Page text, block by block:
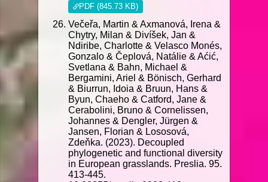
PDF (845.73 KB)
Večeřa, Martin & Axmanová, Irena &
Chytry, Milan & Divíšek, Jan &
Ndiribe, Charlotte & Velasco Monés,
Gonzalo & Čeplová, Natálie & Aćić,
Svetlana & Bahn, Michael &
Bergamini, Ariel & Bönisch, Gerhard
& Biurrun, Idoia & Bruun, Hans &
Byun, Chaeho & Catford, Jane &
Cerabolini, Bruno & Cornelissen,
Johannes & Dengler, Jürgen &
Jansen, Florian & Lososová,
Zdeňka. (2023). Decoupled
phylogenetic and functional diversity
in European grasslands. Preslia. 95.
413-445.